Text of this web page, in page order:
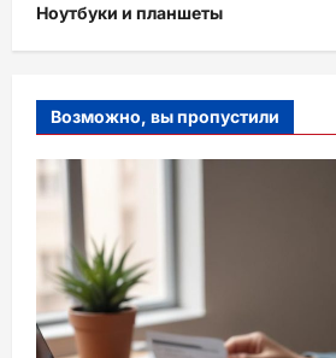
Ноутбуки и планшеты
Возможно, вы пропустили